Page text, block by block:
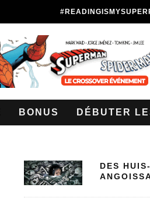
BONUS DÉBUTER
DES